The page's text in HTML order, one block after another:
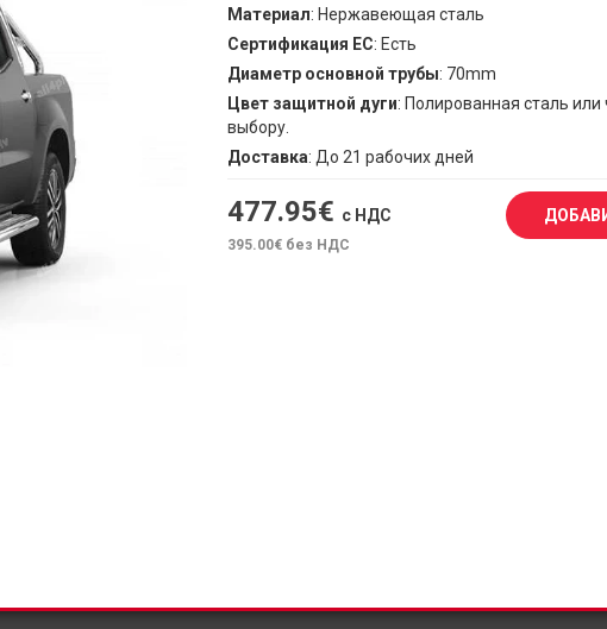
Материал: Нержавеющая сталь
Сертификация ЕС: Есть
Диаметр основной трубы: 70mm
Цвет защитной дуги: Полированная сталь или
выбору.
Доставка: До 21 рабочих дней
477.95€ с НДС
395.00€ без НДС